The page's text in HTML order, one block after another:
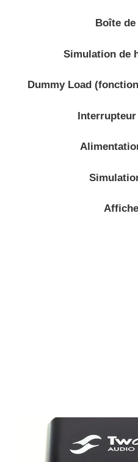
Boîte
Simulation de
Dummy Load
Interrupteur